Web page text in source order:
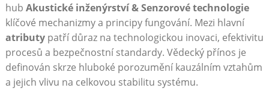
hub Akustické inženýrství & Senzorové technologie
klíčové mechanizmy a principy fungování. Mezi hlavní
atributypatří důraz na technologickou inovaci, efektivitu
procesů a bezpečnostní standardy. Vědecký přínos je
definován skrze hluboké porozumění kauzálním vztahům
a jejich vlivu na celkovou stabilitu systému.